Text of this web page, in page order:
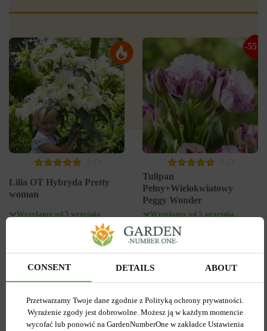
Lilia OT Hybryda Pretty
woman
Wysyłamy od 5 września
1308
Ilość w paczce
1
DO KOSZYKA
-55%
Tulipan
Pełny+Wielokwiatowy
Peggy Wonder
Wysyłamy od 5 września
Kupiony 217 razy
Kod produktu
Ilość w paczce
1
DO KOSZYKA
CONSENT DETAILS ABOUT
Przetwarzamy Twoje dane zgodnie z Polityką ochrony prywatności.
Wyrażenie zgody jest dobrowolne. Możesz ją w każdym momencie
wycofać lub ponowić na GardenNumberOne w zakładce Ustawienia